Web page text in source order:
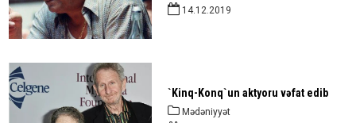
14.12.2019
`Kinq-Konq`un aktyoru vəfat edib
Mədəniyyət